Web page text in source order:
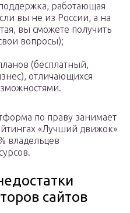
работающая
вы не из России, а на
вы сможете получить
вопросы);
(бесплатный,
отличающихся
по праву занимает
«Лучший движок»
владельцев
сайтов